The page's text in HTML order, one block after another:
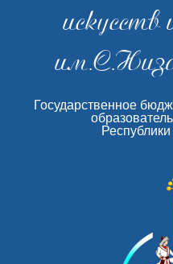
Государственное